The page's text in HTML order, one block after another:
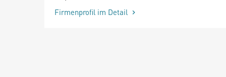
Firmenprofil im Detail